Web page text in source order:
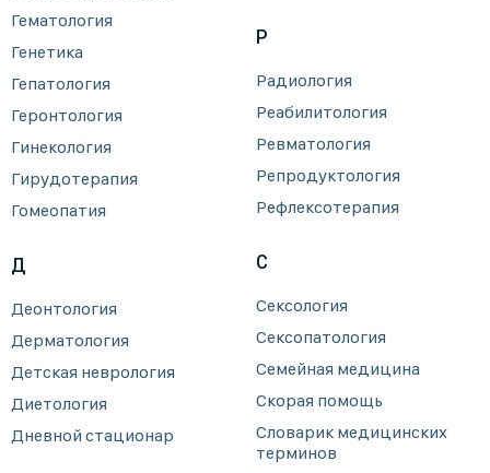
Гематология
Генетика
Гепатология
Геронтология
Гинекология
Гирудотерапия
Гомеопатия
Д
Деонтология
Дерматология
Детская неврология
Диетология
Дневной стационар
Р
Радиология
Реабилитология
Ревматология
Репродуктология
Рефлексотерапия
С
Сексология
Сексопатология
Семейная медицина
Скорая помощь
Словарик медицинских
терминов